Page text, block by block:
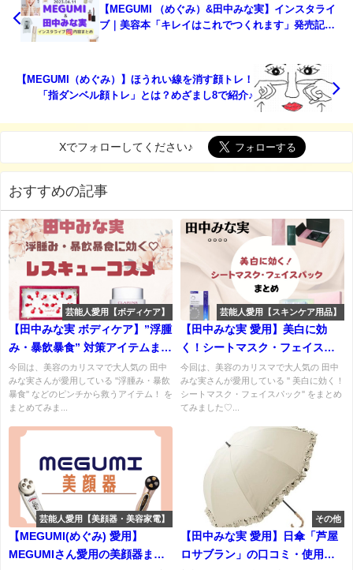
【MEGUMI （めぐみ）&田中みな実】インスタライ
ブ｜美容本「キレイはこれでつくれます」発売記念
【MEGUMI（めぐみ）】ほうれい線を消す顔トレ！
「指ダンベル顔トレ」とは？めざまし8で紹介♪
Xでフォローしてください♪
おすすめの記事
芸能人愛用【ボディケア】
【田中みな実 ボディケア】”浮腫
み・暴飲暴食” 対策アイテムまと
め♡日々のピンチから救ってく
れる救う優秀アイテムとは！？
今回は、美容のカリスマで大人気の 田中
みな実さんが愛用している ''浮腫み・暴飲
暴食'' などのピンチから救うアイテム！ を
まとめてみま...
芸能人愛用【スキンケア用品】
【田中みな実 愛用】美白に効
く！シートマスク・フェイスパ
ックまとめ♡(POLA・EKATO)
など
今回は、美容のカリスマで大人気の 田中
みな実さんが愛用している '' 美白に効く！
シートマスク・フェイスパック'' をまとめ
てみました♡...
芸能人愛用【美顔器・美容家電】
【MEGUMI(めぐみ) 愛用】
MEGUMIさん愛用の美顔器まと
その他
【田中みな実 愛用】日傘「芦屋
ロサブラン」の口コミ・使用